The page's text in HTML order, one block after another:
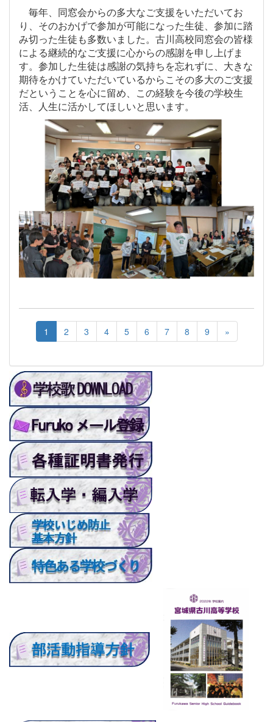
毎年、同窓会からの多大なご支援をいただいてお
り、そのおかげで参加が可能になった生徒、参加に踏
み切った生徒も多数いました。古川高校同窓会の皆様
による継続的なご支援に心からの感謝を申し上げま
す。参加した生徒は感謝の気持ちを忘れずに、大きな
期待をかけていただいているからこその多大のご支援
だということを心に留め、この経験を今後の学校生
活、人生に活かしてほしいと思います。
1 2 3 4 5 6 7 8 9 »